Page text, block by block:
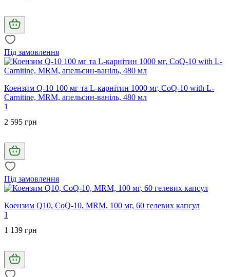
Під замовлення
Коензим Q-10 100 мг та L-карнітин 1000 мг, CoQ-10 with L-
Carnitine, MRM, апельсин-ваніль, 480 мл
1
2 595 грн
Під замовлення
Коензим Q10, CoQ-10, MRM, 100 мг, 60 гелевих капсул
1
1 139 грн